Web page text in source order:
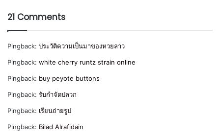
21 Comments
Pingback: ประวัติความเป็นมาของหวยลาว
Pingback: white cherry runtz strain online
Pingback: buy peyote buttons
Pingback: รับกำจัดปลวก
Pingback: เรียนถ่ายรูป
Pingback: Bilad Alrafidain